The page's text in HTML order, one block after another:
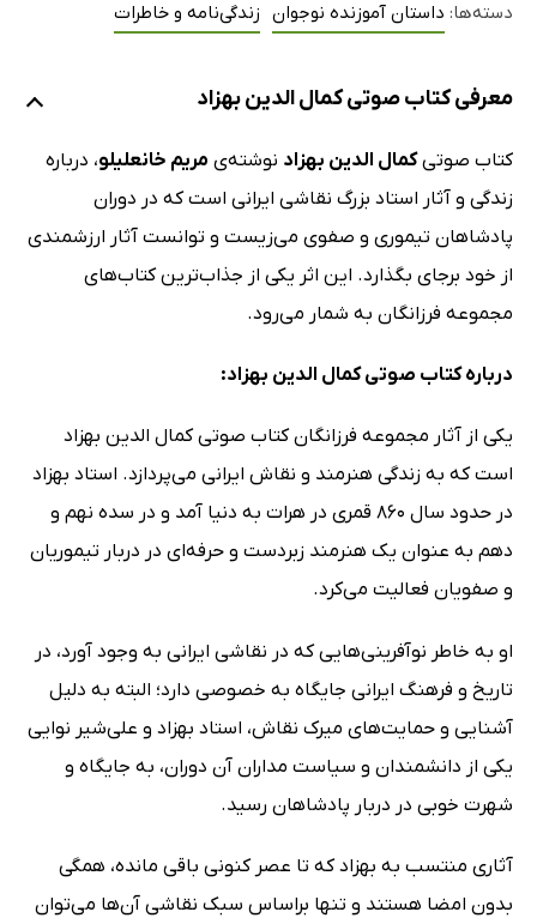
دسته‌ها: داستان آموزنده نوجوان زندگی‌نامه و خاطرات
معرفی کتاب صوتی کمال الدین بهزاد
کتاب صوتیکمال الدین بهزاد نوشته‌ی مریم خانعلیلو، درباره
زندگی و آثار استاد بزرگ نقاشی ایرانی است که در دوران
پادشاهان تیموری و صفوی می‌زیست و توانست آثار ارزشمندی
از خود برجای بگذارد. این اثر یکی از جذاب‌ترین کتاب‌های
مجموعه فرزانگان به شمار می‌رود.
درباره کتاب صوتی کمال الدین بهزاد:
یکی از آثار مجموعه فرزانگان کتاب صوتی کمال الدین بهزاد
است که به زندگی هنرمند و نقاش ایرانی می‌پردازد. استاد بهزاد
در حدود سال 860 قمری در هرات به دنیا آمد و در سده نهم و
دهم به عنوان یک هنرمند زبردست و حرفه‌ای در دربار تیموریان
و صفویان فعالیت می‌کرد.
او به خاطر نوآفرینی‌هایی که در نقاشی ایرانی به وجود آورد، در
تاریخ و فرهنگ ایرانی جایگاه به خصوصی دارد؛ البته به دلیل
آشنایی و حمایت‌های میرک نقاش، استاد بهزاد و علی‌شیر نوایی
یکی از دانشمندان و سیاست مداران آن دوران، به جایگاه و
شهرت خوبی در دربار پادشاهان رسید.
آثاری منتسب به بهزاد که تا عصر کنونی باقی مانده، همگی
بدون امضا هستند و تنها براساس سبک نقاشی آن‌ها می‌توان